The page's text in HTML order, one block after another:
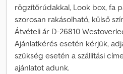
rögzítőrúdakkal, Look box, fa
szorosan rakásolható, külső
Átvételi ár D-26810
Ajánlatkérés esetén kérjük,
szükség esetén a szállítási
ajánlatot adunk.